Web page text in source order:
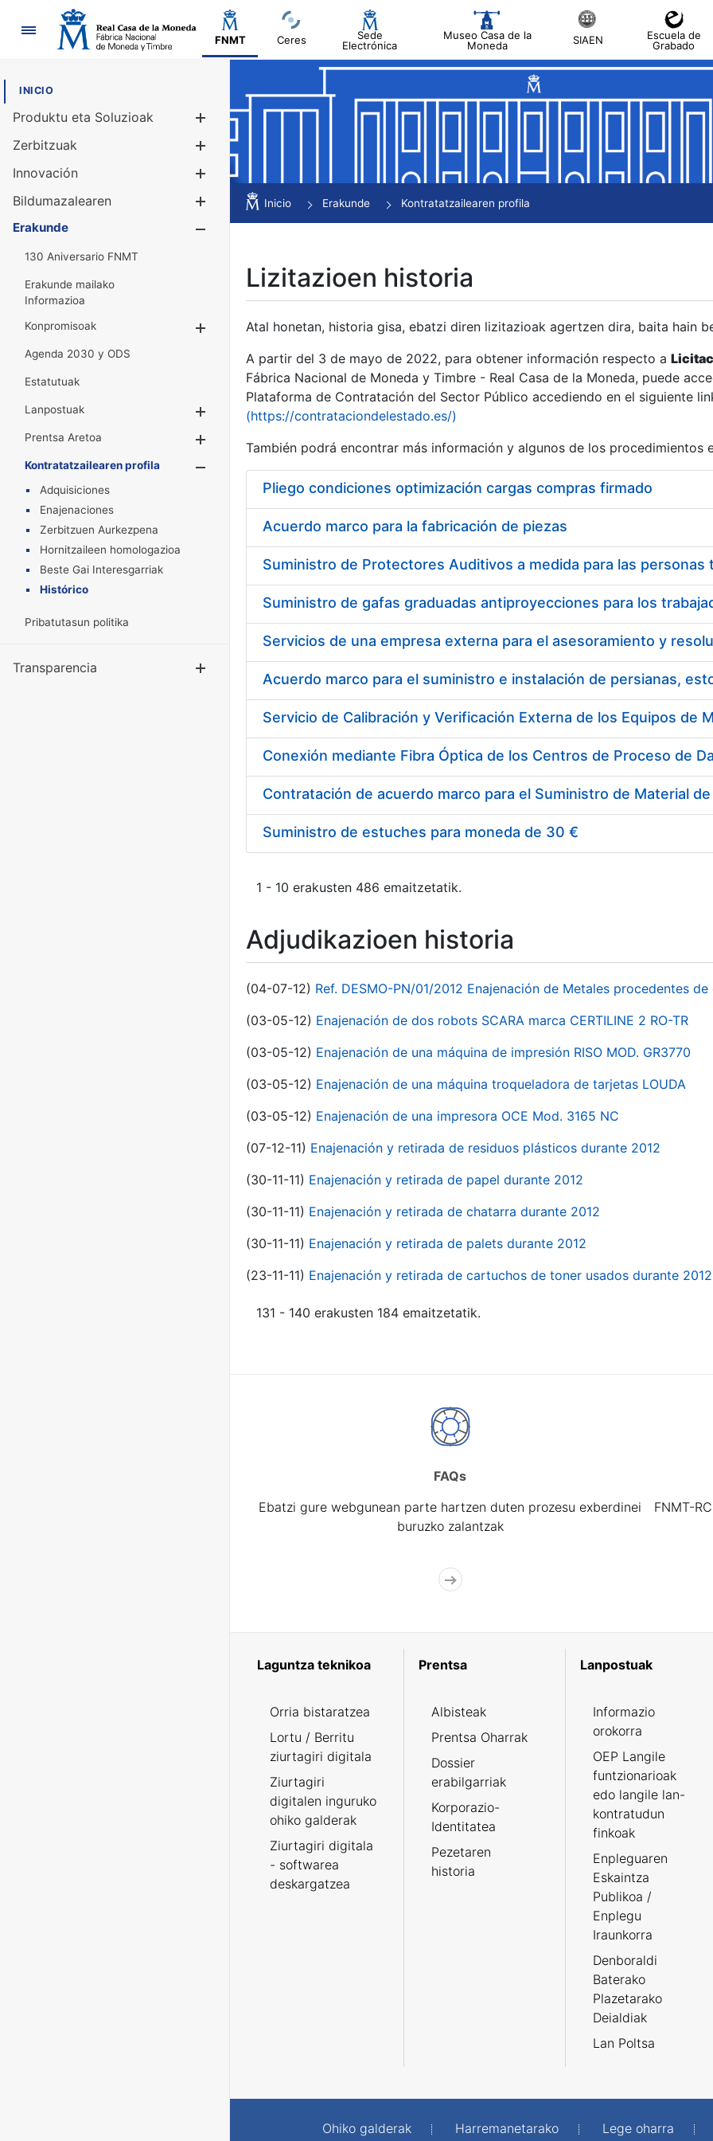
Nabigazioa
FNMT Ceres
Sede
Electrónica
Museo Casa de la
Moneda
SIAEN
Escuela de
Grabado
INICIO
Produktu eta Soluzioak
Erakutsi/Ezkutatu
Zerbitzuak
Innovación
Bildumazalearen
Erakutsi/Ezkutatu
Erakunde
130 Aniversario FNMT
Erakunde mailako
Informazioa
Konpromisoak
Erakutsi/Ezkutatu
Agenda 2030 y ODS
Estatutuak
Lanpostuak
Erakutsi/Ezkutatu
Prentsa Aretoa
Erakutsi/Ezkutatu
Kontratatzailearen profila
Erakutsi/Ezkutatu
Adquisiciones
Enajenaciones
Zerbitzuen Aurkezpena
Hornitzaileen homologazioa
Beste Gai Interesgarriak
Histórico
Pribatutasun politika
Transparencia Erakutsi/Ezkutatu
Inicio Erakunde Kontratatzailearen profila
Lizitazioen historia
Atal honetan, historia gisa, ebatzi diren lizitazioak agertzen dira, baita hain
A partir del 3 de mayo de 2022, para obtener información respecto a
Fábrica Nacional de Moneda y Timbre - Real Casa de la Moneda, puede
Plataforma de Contratación del Sector Público accediendo en el siguiente
(https://contrataciondelestado.es/)
También podrá encontrar más información y algunos de los procedimientos
Pliego condiciones optimización cargas compras firmado
Acuerdo marco para la fabricación de piezas
Acuerdo marco para el suministro e instalación de persianas,
Suministro de estuches para moneda de 30 €
1 - 10 erakusten 486 emaitzetatik.
Adjudikazioen historia
(04-07-12) Ref. DESMO-PN/01/2012 Enajenación de Metales procedentes
(03-05-12) Enajenación de dos robots SCARA marca CERTILINE 2 RO-TR
(03-05-12) Enajenación de una máquina de impresión RISO MOD. GR3770
(03-05-12) Enajenación de una máquina troqueladora de tarjetas LOUDA
(03-05-12) Enajenación de una impresora OCE Mod. 3165 NC
(07-12-11) Enajenación y retirada de residuos plásticos durante 2012
(30-11-11) Enajenación y retirada de papel durante 2012
(30-11-11) Enajenación y retirada de chatarra durante 2012
(30-11-11) Enajenación y retirada de palets durante 2012
(23-11-11) Enajenación y retirada de cartuchos de toner usados durante 2012
131 - 140 erakusten 184 emaitzetatik.
FAQs
Ebatzi gure webgunean parte hartzen duten prozesu exberdinei
buruzko zalantzak
FNMT-
Laguntza teknikoa
Orria bistaratzea
Lortu / Berritu
ziurtagiri digitala
Ziurtagiri
digitalen inguruko
ohiko galderak
Ziurtagiri digitala
- softwarea
deskargatzea
Prentsa
Albisteak
Prentsa Oharrak
Dossier
erabilgarriak
Korporazio-
Identitatea
Pezetaren
historia
Lanpostuak
Informazio
orokorra
OEP Langile
funtzionarioak
edo langile lan-
kontratudun
finkoak
Enpleguaren
Eskaintza
Publikoa /
Enplegu
Iraunkorra
Denboraldi
Baterako
Plazetarako
Deialdiak
Lan Poltsa
Ohiko galderak Harremanetarako Lege oharra